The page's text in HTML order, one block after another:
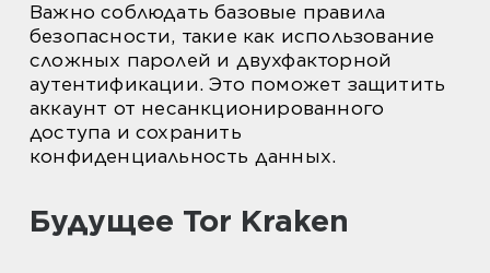
Важно соблюдать базовые правила
безопасности, такие как использование
сложных паролей и двухфакторной
аутентификации. Это поможет защитить
аккаунт от несанкционированного
доступа и сохранить
конфиденциальность данных.
Будущее Tor Kraken